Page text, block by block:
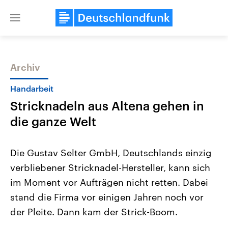
Close
Themen
Landtagswahl Sachsen-Anhalt
2026
Alle Informationen
Sachsen-Anhalt wählt am 6.
September 2026 einen neuen
Landtag. Seit 2021 wird das
USA
Aktuelle Beiträge,
Hintergründe
Wirtschaftlich und
gehören die Vereinigten
den mächtigsten Ländern
Archiv
Handarbeit
Stricknadeln aus Altena gehen in
die ganze Welt
Die Gustav Selter GmbH, Deutschlands einzig
verbliebener Stricknadel-Hersteller, kann sich
im Moment vor Aufträgen nicht retten. Dabei
stand die Firma vor einigen Jahren noch vor
der Pleite. Dann kam der Strick-Boom.